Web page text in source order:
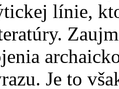
línie,
Je to